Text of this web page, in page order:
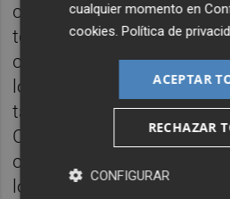
capacidades y tamaños
torno a un máximo de
como máximo, un ritmo
los laboratorios
tamaño en la Comunitat
Conselleria de Sanidad
con la mejora mecanizada
los recursos materiales
cualquier momento en
cookies.Política de
ACEPTAR
RECHAZAR
CONFIGURAR